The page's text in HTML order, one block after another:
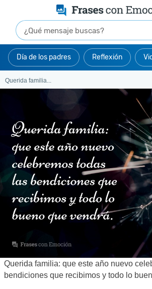
Día de los padres Reflexión
Querida familia...
Querida familia: que este año nuevo
bendiciones que recibimos y todo lo